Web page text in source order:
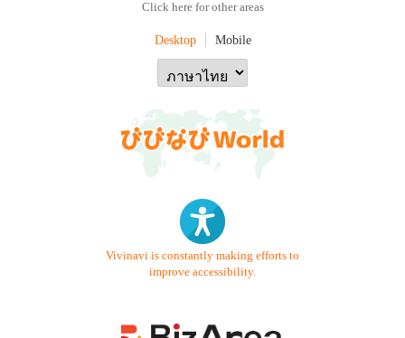
Click here for other areas
Desktop Mobile
Vivinavi is constantly making efforts to
improve accessibility.